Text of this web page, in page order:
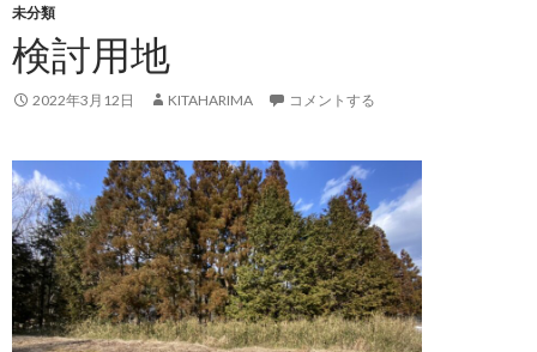
キ
ッ
プ
未分類
検討用地
2022年3月12日 KITAHARIMA コメントする